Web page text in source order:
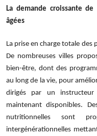
La demande croissante
âgées
La prise en charge totale
De nombreuses villes
bien-être, dont des
au long de la vie, pour
dirigés par un
maintenant disponibles.
nutritionnelles sont
intergénérationnelles